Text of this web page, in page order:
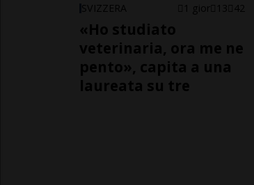
SVIZZERA 1 gior 13 42
«Ho studiato
veterinaria, ora me ne
pento», capita a una
laureata su tre